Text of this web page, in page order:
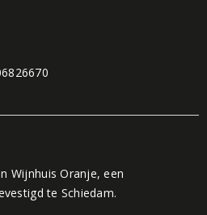
Wijnhuis Oranje, een
te Schiedam.